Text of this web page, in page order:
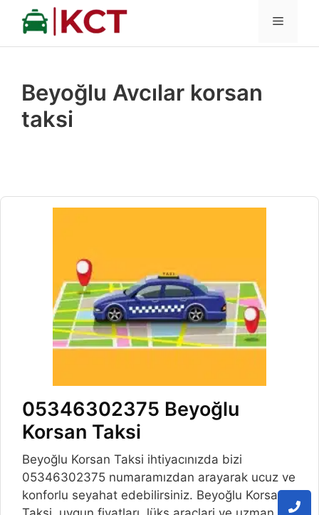
İçeriğe
MENÜ
Beyoğlu Avcılar korsan
taksi
05346302375 Beyoğlu
Korsan Taksi
Beyoğlu Korsan Taksi ihtiyacınızda bizi
05346302375 numaramızdan arayarak ucuz ve
konforlu seyahat edebilirsiniz. Beyoğlu Korsan